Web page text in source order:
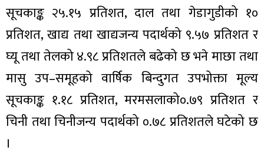
सूचकाङ्क २५.१५ प्रतिशत, दाल तथा गेडागुडीको १०
प्रतिशत, खाद्य तथा खाद्यजन्य पदार्थको ९.५७ प्रतिशत र
घ्यू तथा तेलको ४.९८ प्रतिशतले बढेको छ भने माछा तथा
मासु उप–समूहको वार्षिक बिन्दुगत उपभोक्ता मूल्य
सूचकाङ्क १.१८ प्रतिशत, मरमसलाको०.७९ प्रतिशत र
चिनी तथा चिनीजन्य पदार्थको ०.७८ प्रतिशतले घटेको छ
।